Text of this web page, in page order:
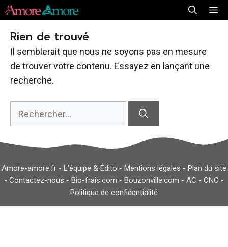
Aller
au
contenu
Rien de trouvé
Il semblerait que nous ne soyons pas en mesure
de trouver votre contenu. Essayez en lançant une
recherche.
Rechercher :
Amore-amore.fr - L'équipe & Édito - Mentions légales - Plan du site
- Contactez-nous - Bio-frais.com - Bouzonville.com - AC - CNC -
Politique de confidentialité